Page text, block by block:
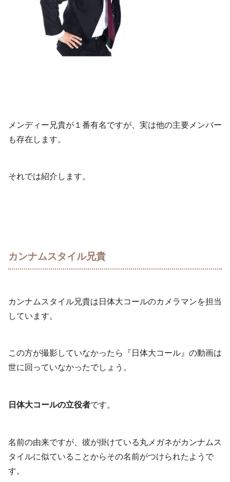
メンディー兄貴が１番有名ですが、実は他の主要メンバー
も存在します。
それでは紹介します。
カンナムスタイル兄貴
カンナムスタイル兄貴は日体大コールのカメラマンを担当
しています。
この方が撮影していなかったら『日体大コール』の動画は
世に回っていなかったでしょう。
日体大コールの立役者です。
名前の由来ですが、彼が掛けている丸メガネがカンナムス
タイルに似ていることからその名前がつけられたようで
す。